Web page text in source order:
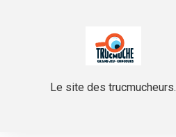
Le site des trucmucheurs.